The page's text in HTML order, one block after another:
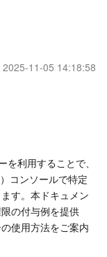
Center
2025-11-05 14:18:58
利用することで、
コンソールで特定
す。本ドキュメン
の付与例を提供
使用方法をご案内